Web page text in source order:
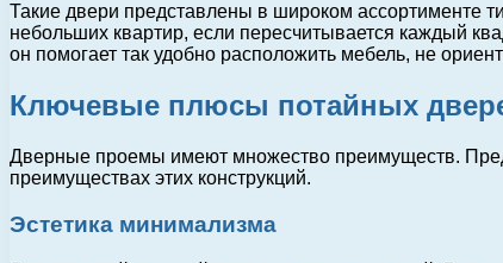
Такие двери представлены в широком ассортименте
небольших квартир, если пересчитывается каждый
он помогает так удобно расположить мебель, не
Ключевые плюсы потайных
Дверные проемы имеют множество преимуществ.
преимуществах этих конструкций.
Эстетика минимализма